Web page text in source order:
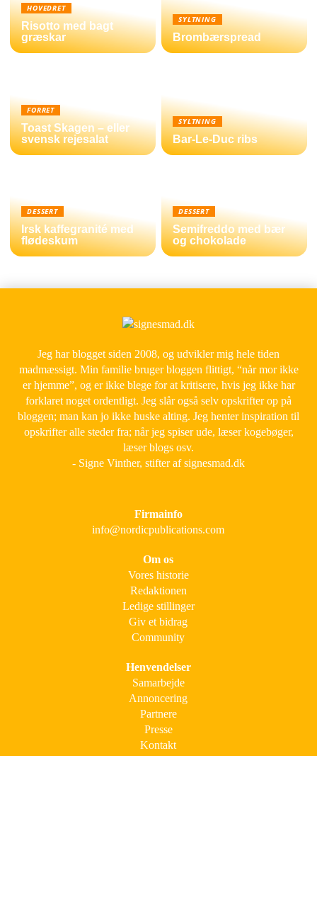
HOVEDRET
Risotto med bagt
græskar
SYLTNING
Brombærspread
FORRET
Toast Skagen – eller
svensk rejesalat
SYLTNING
Bar-Le-Duc ribs
DESSERT
Irsk kaffegranité med
flødeskum
DESSERT
Semifreddo med bær
og chokolade
Jeg har blogget siden 2008, og udvikler mig hele tiden
madmæssigt. Min familie bruger bloggen flittigt, “når mor ikke
er hjemme”, og er ikke blege for at kritisere, hvis jeg ikke har
forklaret noget ordentligt. Jeg slår også selv opskrifter op på
bloggen; man kan jo ikke huske alting. Jeg henter inspiration til
opskrifter alle steder fra; når jeg spiser ude, læser kogebøger,
læser blogs osv.
- Signe Vinther, stifter af signesmad.dk
Firmainfo
info@nordicpublications.com
Om os
Vores historie
Redaktionen
Ledige stillinger
Giv et bidrag
Community
Henvendelser
Samarbejde
Annoncering
Partnere
Presse
Kontakt